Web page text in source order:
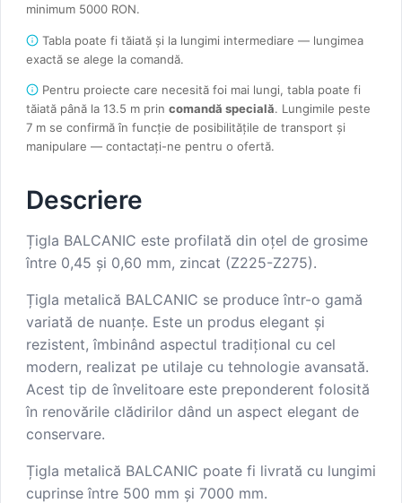
minimum 5000 RON.
Tabla poate fi tăiată și la lungimi intermediare — lungimea
exactă se alege la comandă.
Pentru proiecte care necesită foi mai lungi, tabla poate fi
tăiată până la 13.5 m prin comandă specială. Lungimile peste
7 m se confirmă în funcție de posibilitățile de transport și
manipulare — contactați-ne pentru o ofertă.
Descriere
Țigla BALCANIC este profilată din oțel de grosime
între 0,45 și 0,60 mm, zincat (Z225-Z275).
Țigla metalică BALCANIC se produce într-o gamă
variată de nuanțe. Este un produs elegant și
rezistent, îmbinând aspectul tradițional cu cel
modern, realizat pe utilaje cu tehnologie avansată.
Acest tip de învelitoare este preponderent folosită
în renovările clădirilor dând un aspect elegant de
conservare.
Țigla metalică BALCANIC poate fi livrată cu lungimi
cuprinse între 500 mm și 7000 mm.